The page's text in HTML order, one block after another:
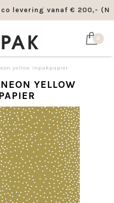
200,- (NL - BE - DE)
0
yellow inpakpapier
YELLOW